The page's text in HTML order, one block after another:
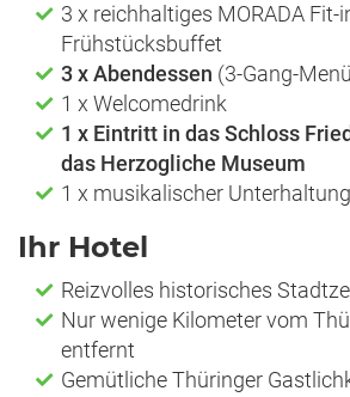
3 x reichhaltiges MORADA Fit-
Frühstücksbuffet
3 x Abendessen (3-Gang-
1 x Welcomedrink
1 x Eintritt in das Schloss
das Herzogliche Museum
1 x musikalischer
Ihr Hotel
Reizvolles historisches
Nur wenige Kilometer vom
entfernt
Gemütliche Thüringer